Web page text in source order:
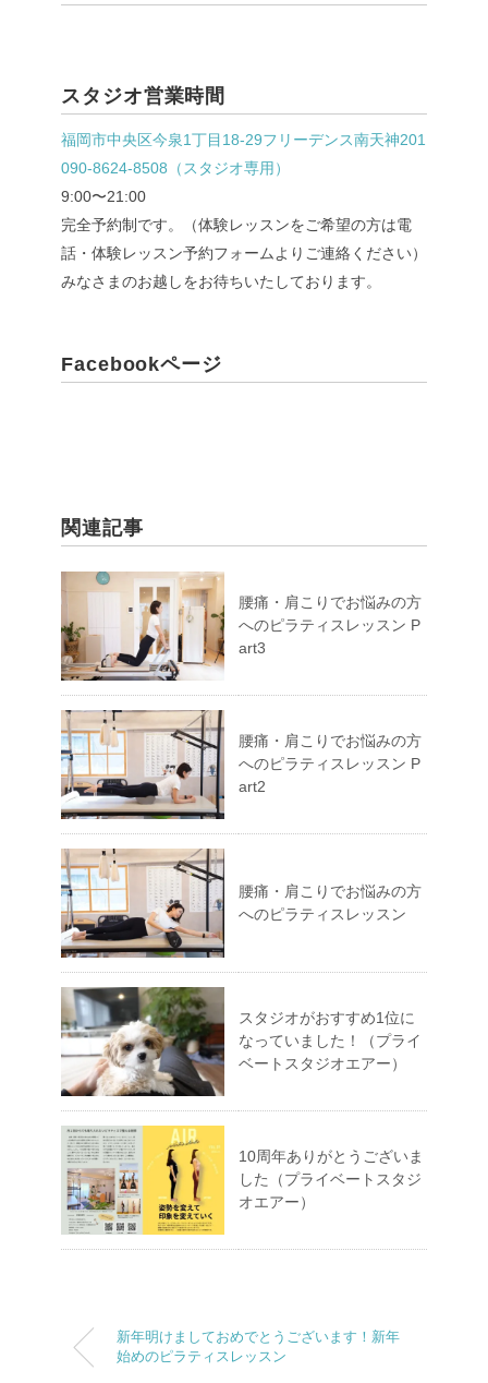
スタジオ営業時間
福岡市中央区今泉1丁目18-29フリーデンス南天神201
090-8624-8508（スタジオ専用）
9:00〜21:00
完全予約制です。（体験レッスンをご希望の方は電
話・体験レッスン予約フォームよりご連絡ください）
みなさまのお越しをお待ちいたしております。
Facebookページ
関連記事
腰痛・肩こりでお悩みの方
へのピラティスレッスン P
art3
腰痛・肩こりでお悩みの方
へのピラティスレッスン P
art2
腰痛・肩こりでお悩みの方
へのピラティスレッスン
スタジオがおすすめ1位に
なっていました！（プライ
ベートスタジオエアー）
10周年ありがとうございま
した（プライベートスタジ
オエアー）
新年明けましておめでとうございます！新年
始めのピラティスレッスン